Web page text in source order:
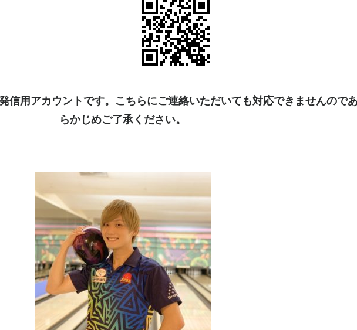
用アカウントです。こちらにご連絡いただいても対応できませんので
らかじめご了承ください。